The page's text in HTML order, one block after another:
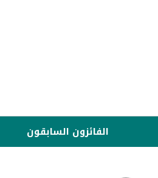
الفائزون السابقون